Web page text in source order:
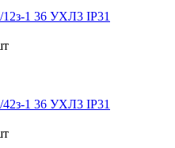
1 36 УХЛ3 IP31
1 36 УХЛ3 IP31